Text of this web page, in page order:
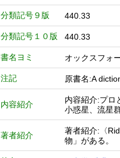
分類記号９版 440.33
分類記号１０版 440.33
書名ヨミ オックスフォ
注記 原書名:A
内容紹介
内容紹介:プロ
小惑星、流星
著者紹介
著者紹介:〈
物」がある。